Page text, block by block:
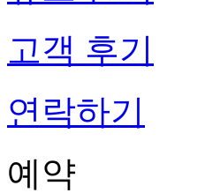
고객 후기
연락하기
예약